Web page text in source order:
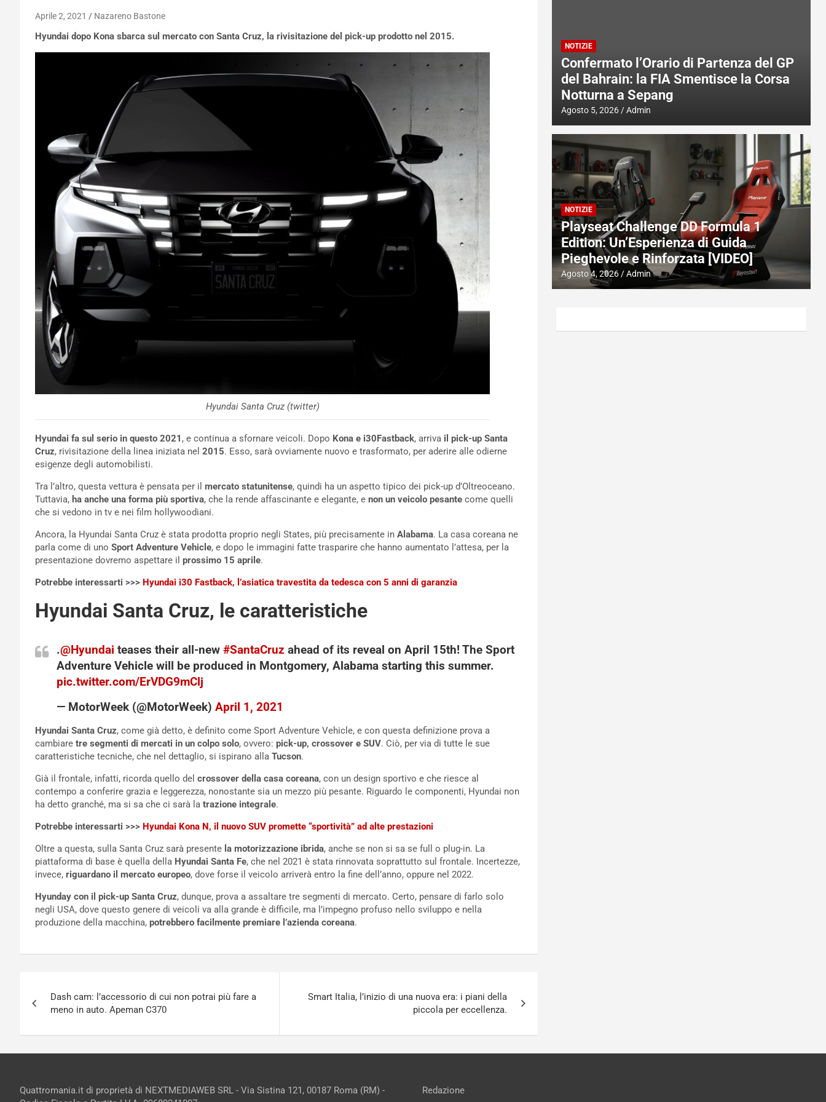
Aprile 2, 2021 Nazareno Bastone
Hyundai dopo Kona sbarca sul mercato con Santa Cruz, la rivisitazione del pick-up prodotto nel 2015.
Hyundai Santa Cruz (twitter)
Hyundai fa sul serio in questo 2021 , e continua a sfornare veicoli. Dopo Kona e i30Fastback, arriva il pick-up Santa
Cruz, rivisitazione della linea iniziata nel 2015. Esso, sarà ovviamente nuovo e trasformato, per aderire alle odierne
esigenze degli automobilisti.
Tra l’altro, questa vettura è pensata per il mercato statunitense, quindi ha un aspetto tipico dei pick-up d’Oltreoceano.
Tuttavia, ha anche una forma più sportiva, che la rende affascinante e elegante, e non un veicolo pesante come quelli
che si vedono in tv e nei film hollywoodiani.
Ancora, la Hyundai Santa Cruz è stata prodotta proprio negli States, più precisamente in Alabama. La casa coreana ne
parla come di uno Sport Adventure Vehicle, e dopo le immagini fatte trasparire che hanno aumentato l’attesa, per la
presentazione dovremo aspettare il prossimo 15 aprile.
Potrebbe interessarti >>> Hyundai i30 Fastback, l’asiatica travestita da tedesca con 5 anni di garanzia
Hyundai Santa Cruz, le caratteristiche
.@Hyundai teases their all-new #SantaCruz ahead of its reveal on April 15th! The Sport
Adventure Vehicle will be produced in Montgomery, Alabama starting this summer.
pic.twitter.com/ErVDG9mClj
— MotorWeek (@MotorWeek) April 1, 2021
Hyundai Santa Cruz, come già detto, è definito come Sport Adventure Vehicle, e con questa definizione prova a
cambiare tre segmenti di mercati in un colpo solo, ovvero: pick-up, crossover e SUV. Ciò, per via di tutte le sue
caratteristiche tecniche, che nel dettaglio, si ispirano alla Tucson.
Già il frontale, infatti, ricorda quello del crossover della casa coreana, con un design sportivo e che riesce al
contempo a conferire grazia e leggerezza, nonostante sia un mezzo più pesante. Riguardo le componenti, Hyundai non
ha detto granché, ma si sa che ci sarà la trazione integrale.
Potrebbe interessarti >>> Hyundai Kona N, il nuovo SUV promette “sportività” ad alte prestazioni
Oltre a questa, sulla Santa Cruz sarà presente la motorizzazione ibrida, anche se non si sa se full o plug-in. La
piattaforma di base è quella della Hyundai Santa Fe, che nel 2021 è stata rinnovata soprattutto sul frontale. Incertezze,
invece, riguardano il mercato europeo, dove forse il veicolo arriverà entro la fine dell’anno, oppure nel 2022.
Hyunday con il pick-up Santa Cruz, dunque, prova a assaltare tre segmenti di mercato. Certo, pensare di farlo solo
negli USA, dove questo genere di veicoli va alla grande è difficile, ma l’impegno profuso nello sviluppo e nella
produzione della macchina, potrebbero facilmente premiare l’azienda coreana.
articoli
Dash cam: l’accessorio di cui non potrai più fare a
meno in auto. Apeman C370
Smart Italia, l’inizio di una nuova era: i piani della
piccola per eccellenza.
NOTIZIE
Confermato l’Orario di Partenza del GP
del Bahrain: la FIA Smentisce la Corsa
Notturna a Sepang
Agosto 5, 2026 Admin
NOTIZIE
Playseat Challenge DD Formula 1
Edition: Un’Esperienza di Guida
Pieghevole e Rinforzata [VIDEO]
Agosto 4, 2026 Admin
Quattromania.it di proprietà di NEXTMEDIAWEB SRL - Via Sistina 121, 00187 Roma (RM) -
Redazione